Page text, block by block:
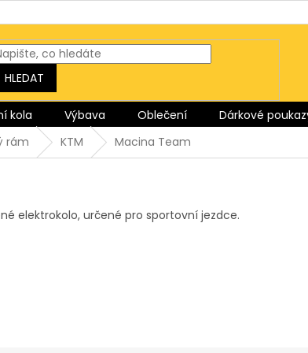
HLEDAT
kola Výbava Oblečení Dárkové
rám KTM Macina Team
elektrokolo, určené pro sportovní jezdce.